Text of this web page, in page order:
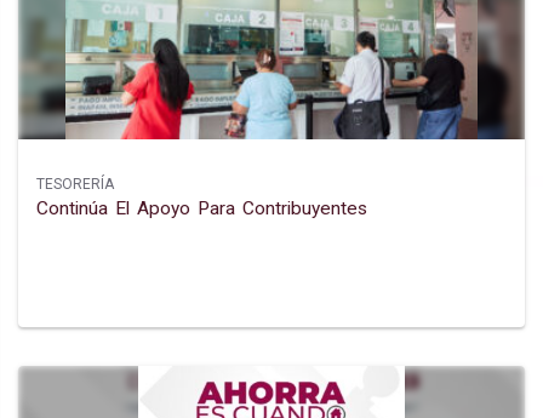
TESORERÍA
Continúa El Apoyo Para Contribuyentes